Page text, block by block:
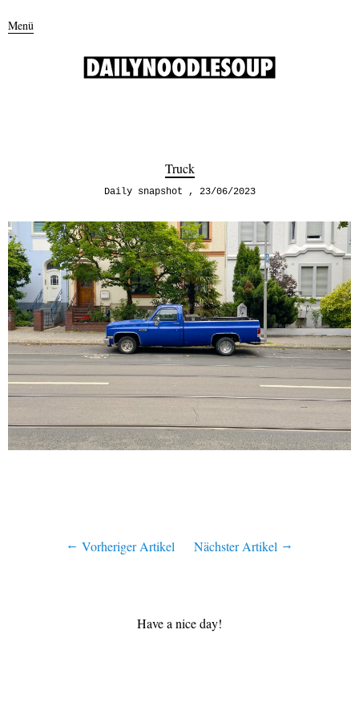
Menü
Truck
Daily snapshot 23/06/2023
Vorheriger Artikel Nächster Artikel
Have a nice day!